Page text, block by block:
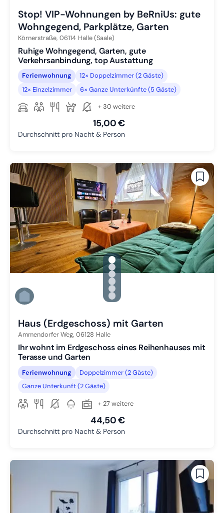
Stop! VIP-Wohnungen by BeRniUs: gute
Wohngegend, Parkplätze, Garten
Körnerstraße, 06114 Halle (Saale)
Ruhige Wohngegend, Garten, gute
Verkehrsanbindung, top Austattung
Ferienwohnung
12× Doppelzimmer (2 Gäste)
12× Einzelzimmer
6× Ganze Unterkünfte (5 Gäste)
+ 30 weitere
15,00 €
Durchschnitt pro Nacht & Person
gallery.slide_selector
Zu Slide 1 wechseln
Zu Slide 2 wechseln
Zu Slide 3 wechseln
Zu Slide 4 wechseln
Zu Slide 5 wechseln
Zu Slide 6 wechseln
Haus (Erdgeschoss) mit Garten
Ammendorfer Weg, 06128 Halle
Ihr wohnt im Erdgeschoss eines Reihenhauses mit
Terasse und Garten
Ferienwohnung
Doppelzimmer (2 Gäste)
Ganze Unterkunft (2 Gäste)
+ 27 weitere
44,50 €
Durchschnitt pro Nacht & Person